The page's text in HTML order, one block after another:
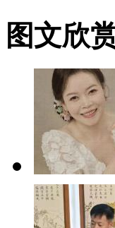
图文欣